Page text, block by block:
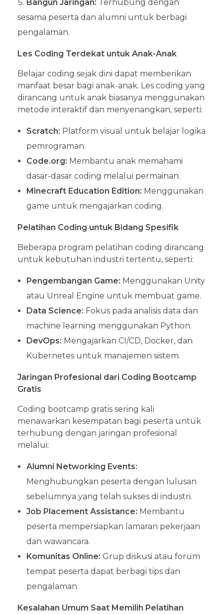
Bangun Jaringan: Terhubung dengan
sesama peserta dan alumni untuk berbagi
pengalaman.
Les Coding Terdekat untuk Anak-Anak
Belajar coding sejak dini dapat memberikan
manfaat besar bagi anak-anak. Les coding yang
dirancang untuk anak biasanya menggunakan
metode interaktif dan menyenangkan, seperti:
Scratch: Platform visual untuk belajar logika
pemrograman.
Code.org: Membantu anak memahami
dasar-dasar coding melalui permainan.
Minecraft Education Edition: Menggunakan
game untuk mengajarkan coding.
Pelatihan Coding untuk Bidang Spesifik
Beberapa program pelatihan coding dirancang
untuk kebutuhan industri tertentu, seperti:
Pengembangan Game: Menggunakan Unity
atau Unreal Engine untuk membuat game.
Data Science: Fokus pada analisis data dan
machine learning menggunakan Python.
DevOps: Mengajarkan CI/CD, Docker, dan
Kubernetes untuk manajemen sistem.
Jaringan Profesional dari Coding Bootcamp
Gratis
Coding bootcamp gratis sering kali
menawarkan kesempatan bagi peserta untuk
terhubung dengan jaringan profesional
melalui:
Alumni Networking Events:
Menghubungkan peserta dengan lulusan
sebelumnya yang telah sukses di industri.
Job Placement Assistance: Membantu
peserta mempersiapkan lamaran pekerjaan
dan wawancara.
Komunitas Online: Grup diskusi atau forum
tempat peserta dapat berbagi tips dan
pengalaman.
Kesalahan Umum Saat Memilih Pelatihan